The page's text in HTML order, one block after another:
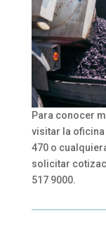
Para conocer
visitar la oficina
470 o
solicitar
517 9000.